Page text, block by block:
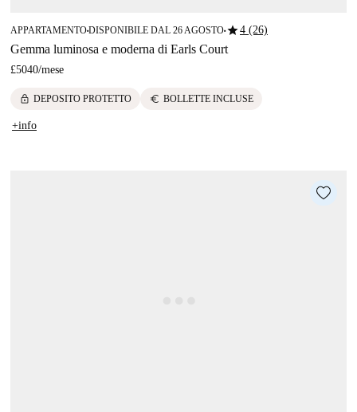
APPARTAMENTO■DISPONIBILE DAL 26 AGOSTO■star4 (26)
Gemma luminosa e moderna di Earls Court
£5040/mese
lock DEPOSITO PROTETTO euro BOLLETTE INCLUSE
+info